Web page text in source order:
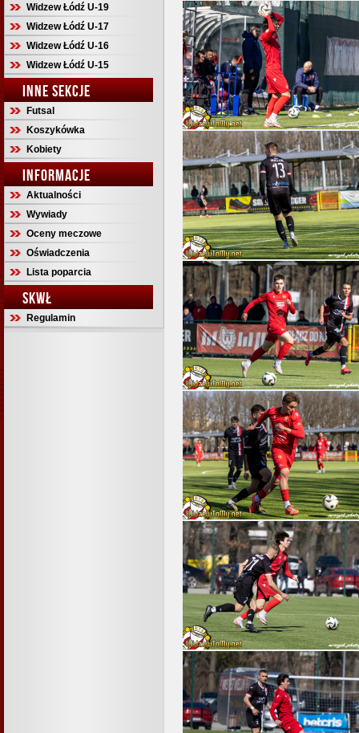
Widzew Łódź U-19
Widzew Łódź U-17
Widzew Łódź U-16
Widzew Łódź U-15
INNE SEKCJE
Futsal
Koszykówka
Kobiety
INFORMACJE
Aktualności
Wywiady
Oceny meczowe
Oświadczenia
Lista poparcia
SKWŁ
Regulamin